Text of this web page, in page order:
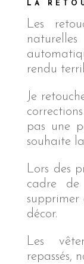
LA
Les
rendu
Je
pas une
souhaite
Lors des
cadre
supprimer
décor.
Les
repassés,